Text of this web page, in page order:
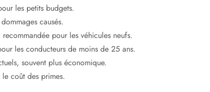
les petits budgets.
causés.
pour les véhicules neufs.
les conducteurs de moins de 25 ans.
souvent plus économique.
coût des primes.